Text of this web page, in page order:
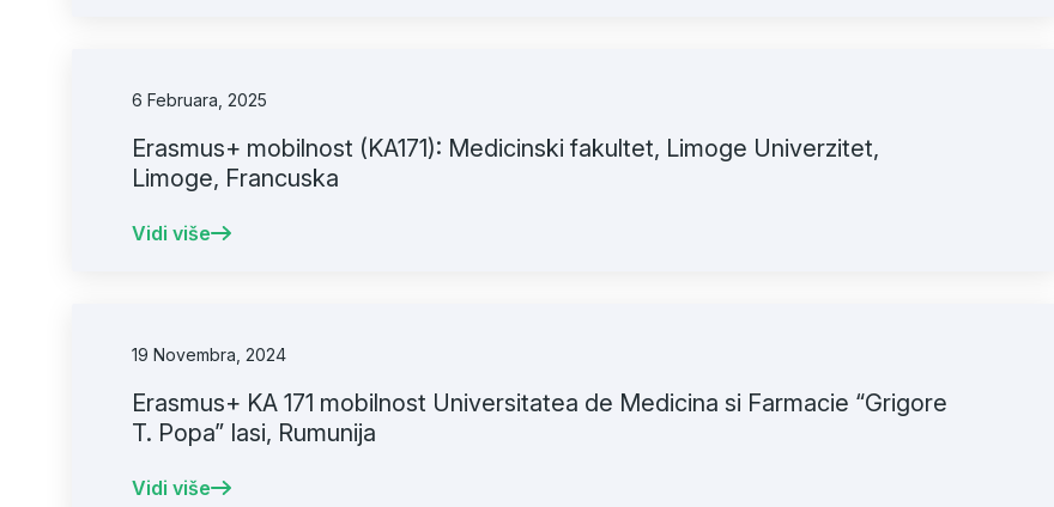
6 Februara, 2025
Erasmus+ mobilnost (KA171): Medicinski fakultet, Limoge Univerzitet,
Limoge, Francuska
Vidi više
19 Novembra, 2024
Erasmus+ KA 171 mobilnost Universitatea de Medicina si Farmacie “Grigore
T. Popa” Iasi, Rumunija
Vidi više